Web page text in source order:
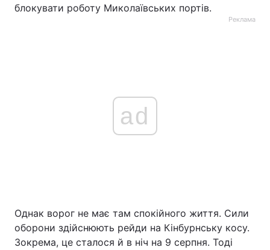
блокувати роботу Миколаївських портів.
Реклама
ad
Однак ворог не має там спокійного життя. Сили
оборони здійснюють рейди на Кінбурнську косу.
Зокрема, це сталося й в ніч на 9 серпня. Тоді